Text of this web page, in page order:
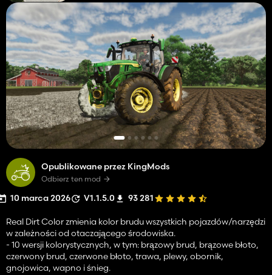
Opublikowane przez KingMods
Odbierz ten mod
10 marca 2026 V1.1.5.0 93 281
Real Dirt Color zmienia kolor brudu wszystkich pojazdów/narzędzi
w zależności od otaczającego środowiska.
- 10 wersji kolorystycznych, w tym: brązowy brud, brązowe błoto,
czerwony brud, czerwone błoto, trawa, plewy, obornik,
gnojowica, wapno i śnieg.